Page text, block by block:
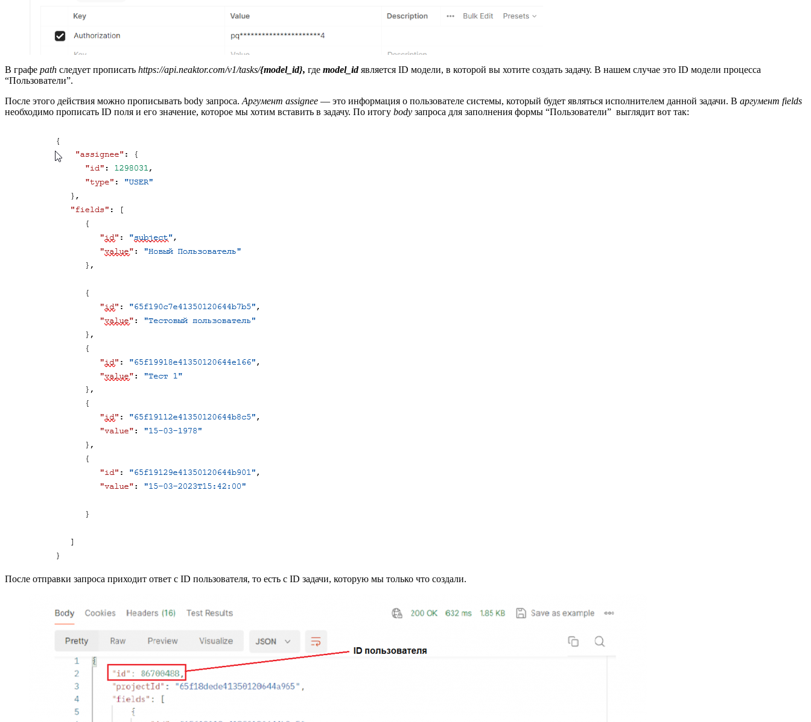
В графе path следует прописать https://api.neaktor.com/v1/tasks/{model_id}, где model_idявляется ID модели, в которой вы хотите создать задачу. В нашем случае это ID модели процесса
“Пользователи”.
После этого действия можно прописывать body запроса. Аргумент assignee — это информация о пользователе системы, который будет являться исполнителем данной задачи. В аргумент fields
необходимо прописать ID поля и его значение, которое мы хотим вставить в задачу. По итогу body запроса для заполнения формы “Пользователи” выглядит вот так:
После отправки запроса приходит ответ с ID пользователя, то есть с ID задачи, которую мы только что создали.